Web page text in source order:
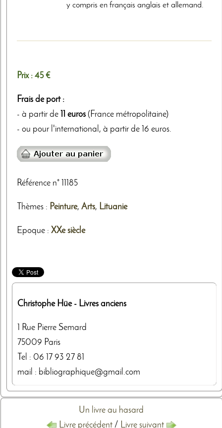
y compris en français anglais et allemand.
Prix : 45 €
Frais de port :
- à partir de
11 euros (France métropolitaine)
- ou pour l'international, à partir de 16 euros.
Référence n° 11185
Thèmes : Peinture, Arts, Lituanie
Epoque : XXe siècle
Christophe Hüe- Livres anciens
1 Rue Pierre Semard
75009 Paris
Tel : 06 17 93 27 81
mail : bibliographique@gmail.com
Un livre au hasard
Livre précédent / Livre suivant